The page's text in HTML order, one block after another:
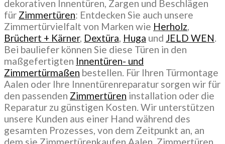
dekorativen Innentüren, Zargen und Beschlägen
für Zimmertüren: Entdecken Sie auch unsere
Zimmertürvielfalt von Marken wie Herholz,
Brüchert + Kärner, Dextüra, Huga und JELD WEN.
Bei bauliefer können Sie diese Türen in den
maßgefertigten Innentüren- und
Zimmertürmaßen bestellen. Für Ihren Türmontage
Aalen oder Ihre Innentürenreparatur sorgen wir für
den passenden Zimmertüren installation oder die
Reparatur zu günstigen Kosten. Wir unterstützen
unsere Kunden aus einer Hand während des
gesamten Prozesses, von dem Zeitpunkt an, an